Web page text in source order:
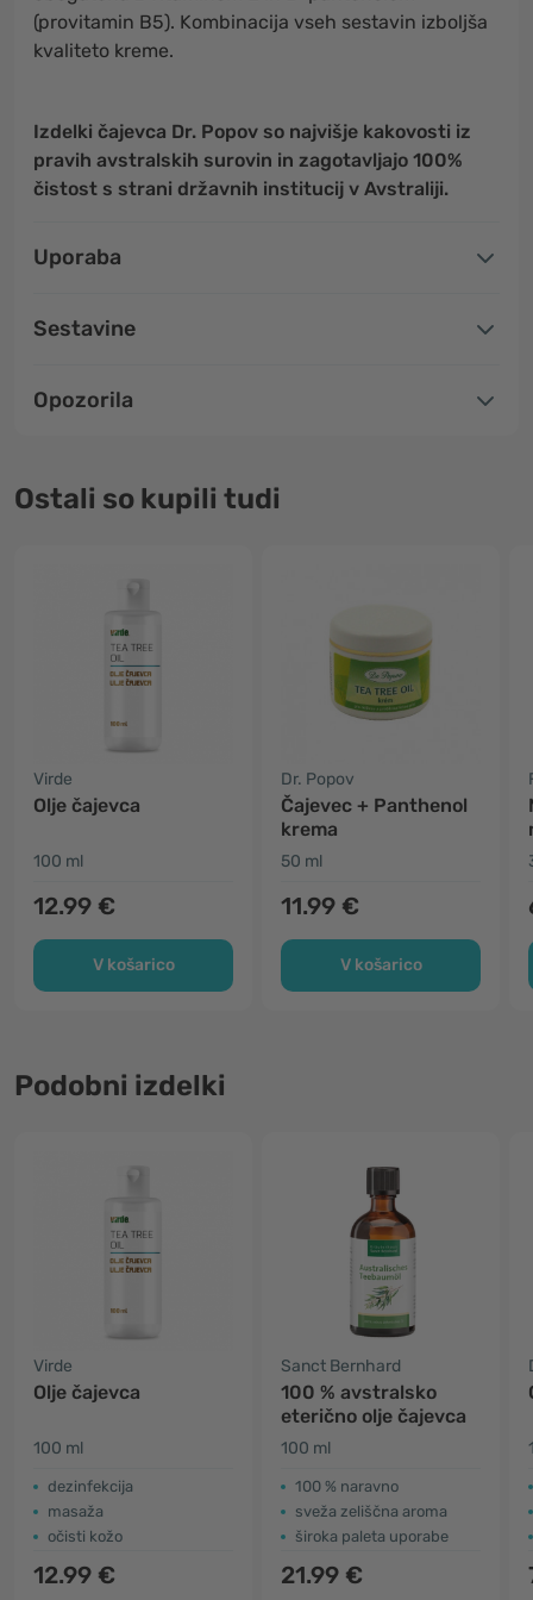
(provitamin B5). Kombinacija vseh sestavin izboljša
kvaliteto kreme.
Izdelki čajevca Dr. Popov so najvišje kakovosti iz
pravih avstralskih surovin in zagotavljajo 100%
čistost s strani državnih institucij v Avstraliji.
Uporaba
Sestavine
Opozorila
Ostali so kupili tudi
Virde
Olje čajevca
100 ml
12.99 €
V košarico
Dr. Popov
Čajevec + Panthenol
krema
50 ml
11.99 €
V košarico
Podobni izdelki
Virde
Olje čajevca
100 ml
dezinfekcija
masaža
očisti kožo
12.99 €
Sanct Bernhard
100 % avstralsko
eterično olje čajevca
100 ml
100 % naravno
sveža zeliščna aroma
široka paleta uporabe
21.99 €